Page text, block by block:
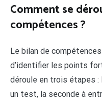
Comment se
compétences ?
Le bilan de
d’identifier les points
déroule en trois étapes
un test, la seconde à